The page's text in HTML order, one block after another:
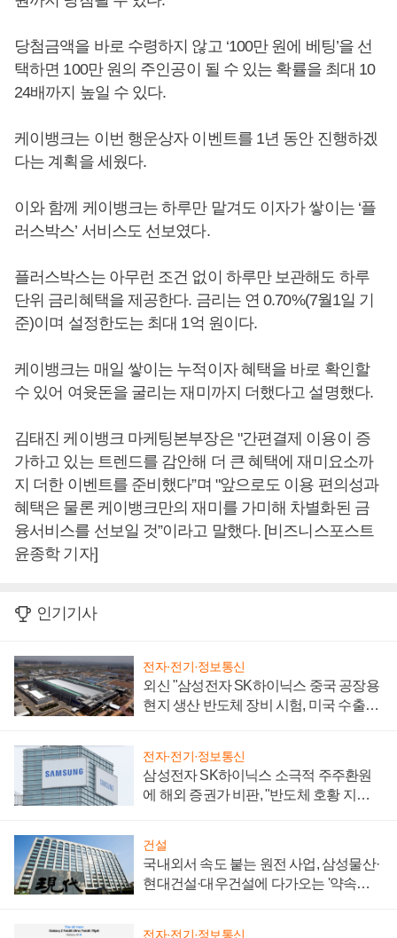
당첨금액을 바로 수령하지 않고 ‘100만 원에 베팅’을 선
택하면 100만 원의 주인공이 될 수 있는 확률을 최대 10
24배까지 높일 수 있다.
케이뱅크는 이번 행운상자 이벤트를 1년 동안 진행하겠
다는 계획을 세웠다.
이와 함께 케이뱅크는 하루만 맡겨도 이자가 쌓이는 ‘플
러스박스’ 서비스도 선보였다.
플러스박스는 아무런 조건 없이 하루만 보관해도 하루
단위 금리혜택을 제공한다. 금리는 연 0.70%(7월1일 기
준)이며 설정한도는 최대 1억 원이다.
케이뱅크는 매일 쌓이는 누적이자 혜택을 바로 확인할
수 있어 여윳돈을 굴리는 재미까지 더했다고 설명했다.
김태진 케이뱅크 마케팅본부장은 "간편결제 이용이 증
가하고 있는 트렌드를 감안해 더 큰 혜택에 재미요소까
지 더한 이벤트를 준비했다”며 "앞으로도 이용 편의성과
혜택은 물론 케이뱅크만의 재미를 가미해 차별화된 금
융서비스를 선보일 것”이라고 말했다. [비즈니스포스트
윤종학 기자]
인기기사
전자·전기·정보통신
외신 "삼성전자 SK하이닉스 중국 공장용
현지 생산 반도체 장비 시험, 미국 수출통
전자·전기·정보통신
삼성전자 SK하이닉스 소극적 주주환원
에 해외 증권가 비판, "반도체 호황 지속
건설
국내외서 속도 붙는 원전 사업, 삼성물산·
현대건설·대우건설에 다가오는 '약속의
전자·전기·정보통신